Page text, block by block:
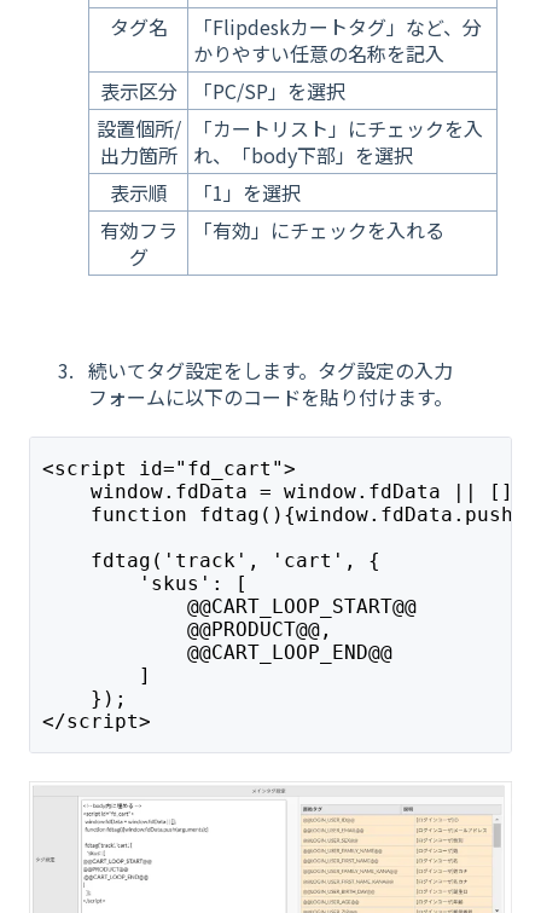
タグ名
「Flipdeskカートタグ」など、分
かりやすい任意の名称を記入
表示区分
「PC/SP」を選択
設置個所/
出力箇所
「カートリスト」にチェックを入
れ、「body下部」を選択
表示順
「1」を選択
有効フラ
グ
「有効」にチェックを入れる
続いてタグ設定をします。タグ設定の入力
フォームに以下のコードを貼り付けます。
<script id="fd_cart">
window.fdData = window.fdData || [];
function
fdtag('track', 'cart', {
'skus': [
@@CART_LOOP_START@@
@@PRODUCT@@,
@@CART_LOOP_END@@
]
});
</script>